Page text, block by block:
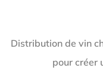
Distribution de vin
pour créer